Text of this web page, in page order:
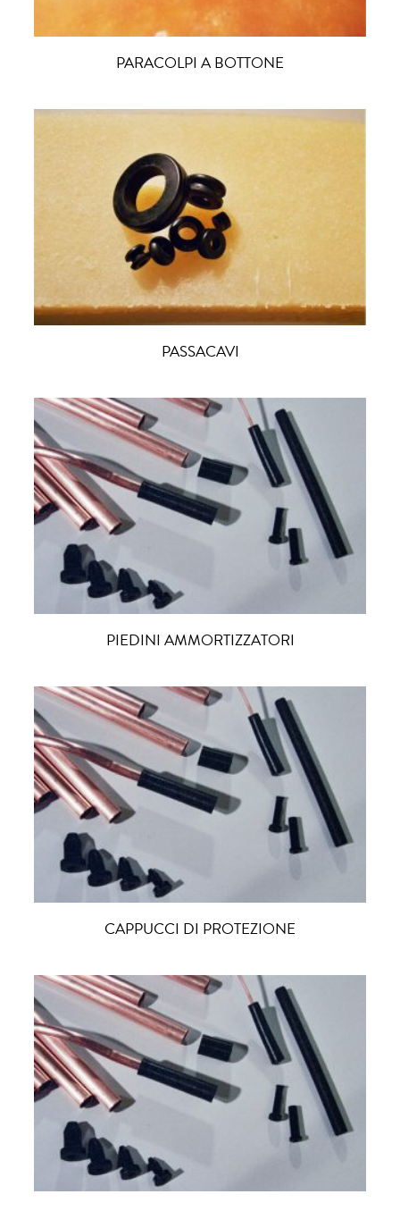
PARACOLPI A BOTTONE
PASSACAVI
PIEDINI AMMORTIZZATORI
CAPPUCCI DI PROTEZIONE